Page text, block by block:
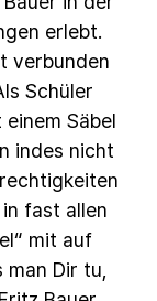
erlebt.
verbunden
Schüler
einem Säbel
indes nicht
in fast allen
mit auf
man Dir tu,